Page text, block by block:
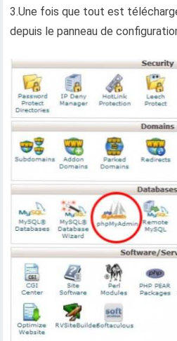
3.Une fois que tout est
depuis le panneau de